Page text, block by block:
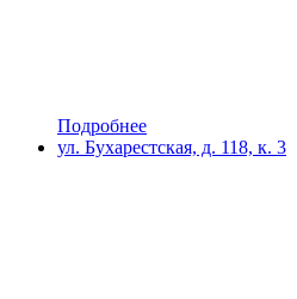
Подробнее
ул. Бухарестская, д. 118, к. 3